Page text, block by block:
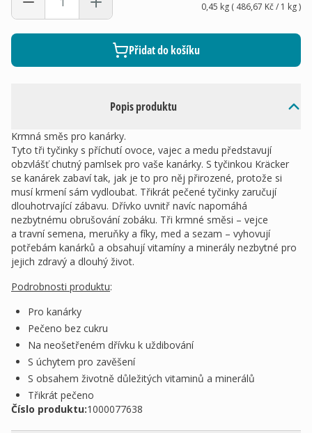
Popis produktu
Krmná směs pro kanárky.
Tyto tři tyčinky s příchutí ovoce, vajec a medu představují
obzvlášť chutný pamlsek pro vaše kanárky. S tyčinkou Kräcker
se kanárek zabaví tak, jak je to pro něj přirozené, protože si
musí krmení sám vydloubat. Třikrát pečené tyčinky zaručují
dlouhotrvající zábavu. Dřívko uvnitř navíc napomáhá
nezbytnému obrušování zobáku. Tři krmné směsi – vejce
a travní semena, meruňky a fíky, med a sezam – vyhovují
potřebám kanárků a obsahují vitamíny a minerály nezbytné pro
jejich zdravý a dlouhý život.
Podrobnosti produktu:
Pro kanárky
Pečeno bez cukru
Na neošetřeném dřívku k uždibování
S úchytem pro zavěšení
S obsahem životně důležitých vitaminů a minerálů
Třikrát pečeno
Číslo produktu:1000077638
0,45 kg( 486,67 Kč/ 1 kg)
Přidat do košíku